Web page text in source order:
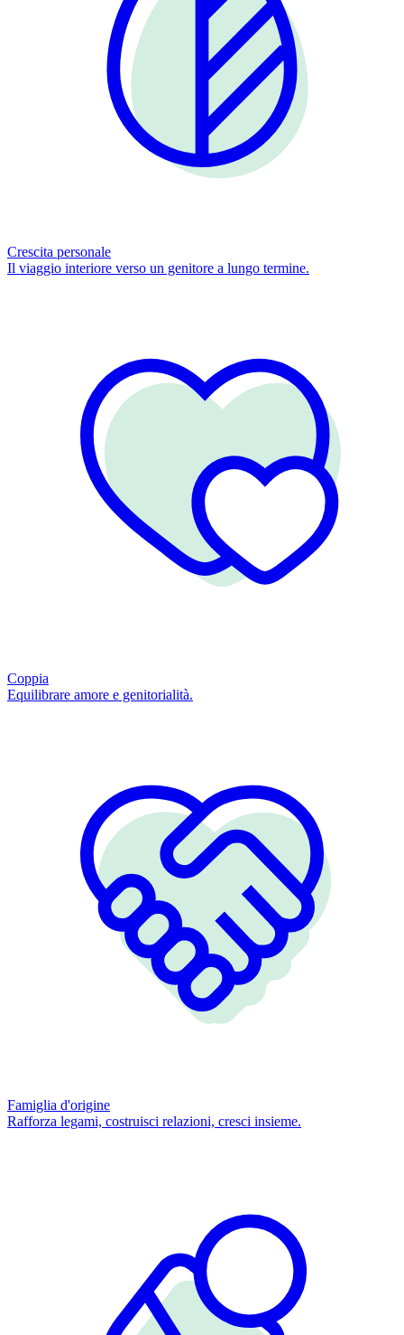
Crescita personale
Il viaggio interiore verso un genitore a lungo termine.
Coppia
Equilibrare amore e genitorialità.
Famiglia d'origine
Rafforza legami, costruisci relazioni, cresci insieme.